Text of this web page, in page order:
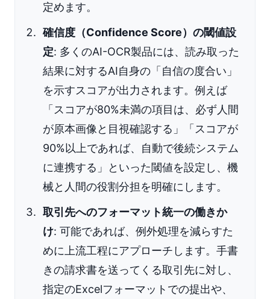
定めます。
確信度（Confidence Score）の閾値設
定: 多くのAI-OCR製品には、読み取った
結果に対するAI自身の「自信の度合い」
を示すスコアが出力されます。例えば
「スコアが80%未満の項目は、必ず人間
が原本画像と目視確認する」「スコアが
90%以上であれば、自動で後続システム
に連携する」といった閾値を設定し、機
械と人間の役割分担を明確にします。
取引先へのフォーマット統一の働きか
け: 可能であれば、例外処理を減らすた
めに上流工程にアプローチします。手書
きの請求書を送ってくる取引先に対し、
指定のExcelフォーマットでの提出や、